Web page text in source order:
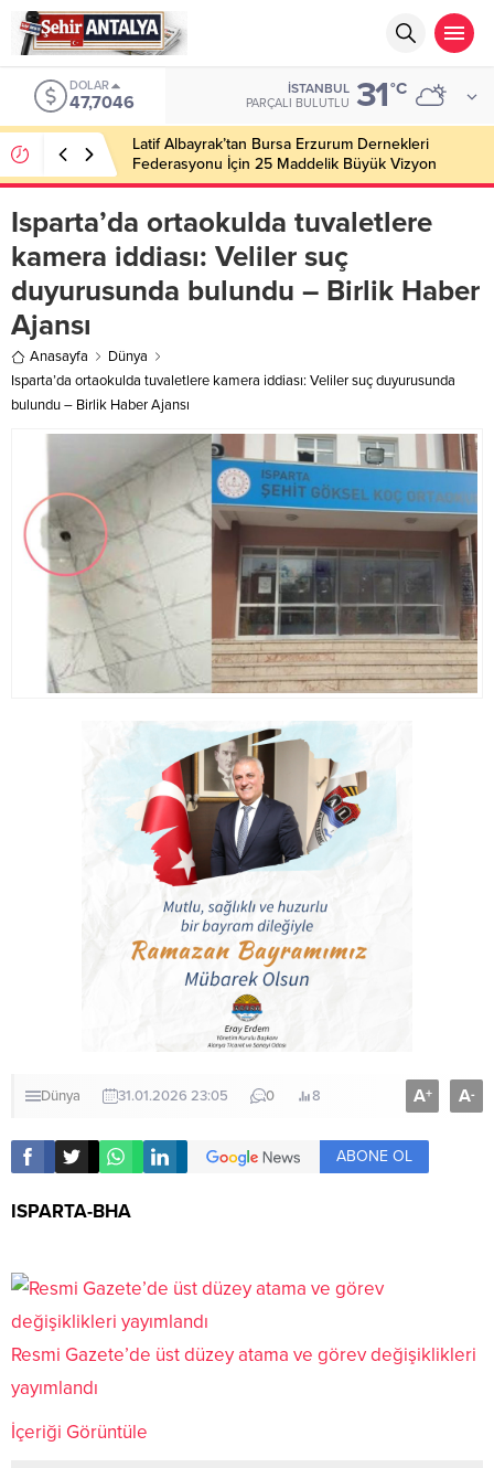
DOLAR
47,7046
İSTANBUL
PARÇALI BULUTLU 31°C
Latif Albayrak’tan Bursa Erzurum Dernekleri
Federasyonu İçin 25 Maddelik Büyük Vizyon
Isparta’da ortaokulda tuvaletlere
kamera iddiası: Veliler suç
duyurusunda bulundu – Birlik Haber
Ajansı
Anasayfa
Dünya
Isparta’da ortaokulda tuvaletlere kamera iddiası: Veliler suç duyurusunda
bulundu – Birlik Haber Ajansı
Dünya 31.01.2026 23:05 0 8 A+ A-
ABONE OL
ISPARTA-BHA
Resmi Gazete’de üst düzey atama ve görev değişiklikleri
yayımlandı
İçeriği Görüntüle